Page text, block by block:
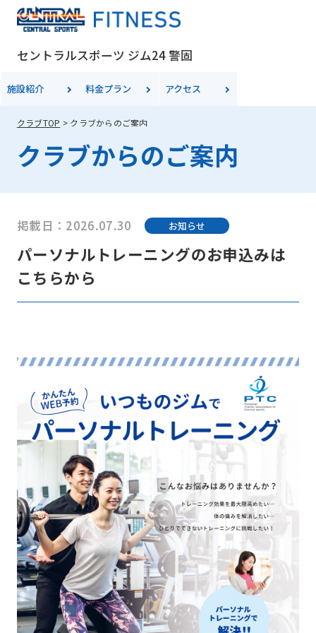
セントラルスポーツ ジム24 警固
施設紹介 料金プラン アクセス
クラブTOP クラブからのご案内
クラブからのご案内
掲載日：2026.07.30 お知らせ
パーソナルトレーニングのお申込みは
こちらから